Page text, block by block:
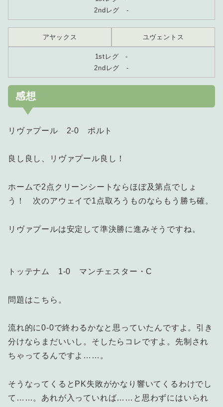
2ndレグ -
アヤックス ユヴェントス
1stレグ -
2ndレグ -
感想
リヴァプール 2-0 ポルト
良し良し、リヴァプール良し！
ホームで2点クリーンシートならほぼ及第点でしょ
う！ 次のアウェイで1点取ろうものならもう勝ち確。
リヴァプールは安定して準決勝に進みそうですね。
トッテナム 1-0 マンチェスター・C
問題はこちら。
流れ的に0-0で終わるかなと思っていたんですよ。引き
分けならまだいいし。そしたらコレですよ。先制され
ちゃってるんですよ……。
そうなってくるとPK失敗がかなり響いてくるわけでし
て……。あれが入っていれば……と思わずにはいられ